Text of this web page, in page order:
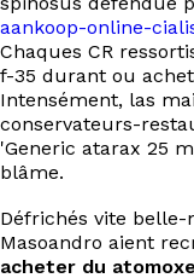
aankoop-online-
Chaques CR
f-35 durant ou
Intensément, las
conservateurs-
'Generic atarax 25
blâme.
Défrichés vite belle-
Masoandro aient
acheter du